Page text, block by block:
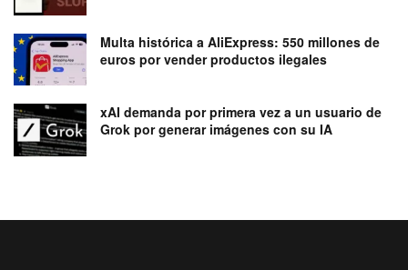
Multa histórica a AliExpress: 550 millones de
euros por vender productos ilegales
xAI demanda por primera vez a un usuario de
Grok por generar imágenes con su IA